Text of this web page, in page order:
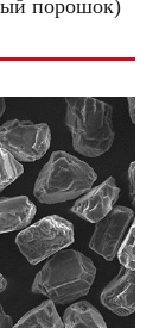
порошок)